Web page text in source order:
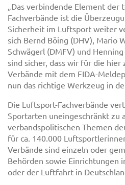
„Das verbindende Element
Fachverbände ist die
Sicherheit im Luftsport weiter
sich Bernd Böing (DHV), Mario
Schwägerl (DMFV) und
sind sicher, dass wir für die hier
Verbände mit dem FIDA-
nun das richtige Werkzeug in
Die Luftsport-Fachverbände
Sportarten uneingeschränkt zu
verbandspolitischen Themen
für ca. 140.000
Verbände sind einzeln oder
Behörden sowie Einrichtungen
oder der Luftfahrt in